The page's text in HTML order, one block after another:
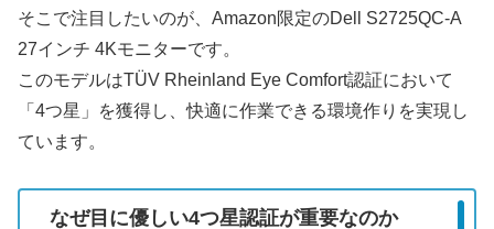
そこで注目したいのが、Amazon限定のDell S2725QC-A
27インチ 4Kモニターです。
このモデルはTÜV Rheinland Eye Comfort認証において
「4つ星」を獲得し、快適に作業できる環境作りを実現し
ています。
なぜ目に優しい4つ星認証が重要なのか